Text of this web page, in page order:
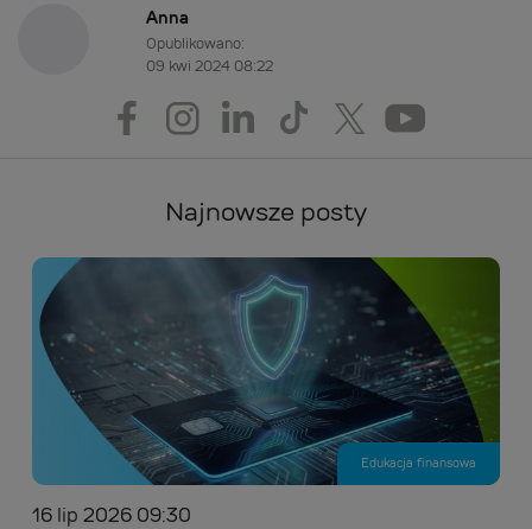
Anna
Opublikowano:
09 kwi 2024 08:22
Najnowsze posty
Edukacja finansowa
16 lip 2026 09:30